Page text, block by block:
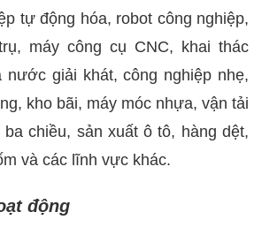
tự động hóa, robot công nghiệp,
máy công cụ CNC, khai thác
nước giải khát, công nghiệp nhẹ,
kho bãi, máy móc nhựa, vận tải
chiều, sản xuất ô tô, hàng dệt,
và các lĩnh vực khác.
động